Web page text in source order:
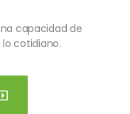
capacidad de
cotidiano.